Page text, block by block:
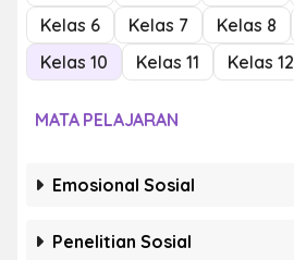
Kelas 6
Kelas 7 Kelas 8
Kelas 10
Kelas 11 Kelas 12
MATA PELAJARAN
Emosional Sosial
Penelitian Sosial